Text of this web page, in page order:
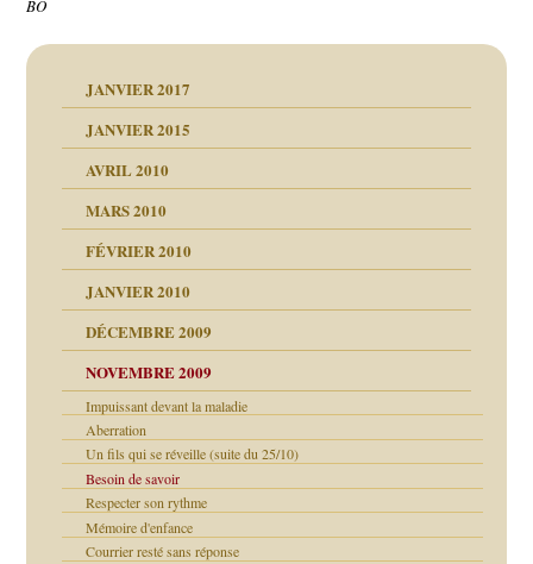
BO
JANVIER 2017
JANVIER 2015
AVRIL 2010
MARS 2010
FÉVRIER 2010
JANVIER 2010
DÉCEMBRE 2009
NOVEMBRE 2009
Impuissant devant la maladie
Aberration
Un fils qui se réveille (suite du 25/10)
Besoin de savoir
Respecter son rythme
Mémoire d'enfance
Courrier resté sans réponse